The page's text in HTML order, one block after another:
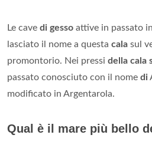
Le cave di gesso attive in passato
lasciato il nome a questa cala sul
promontorio. Nei pressi della cala
passato conosciuto con il nome di
modificato in Argentarola.
Qual è il mare più bello